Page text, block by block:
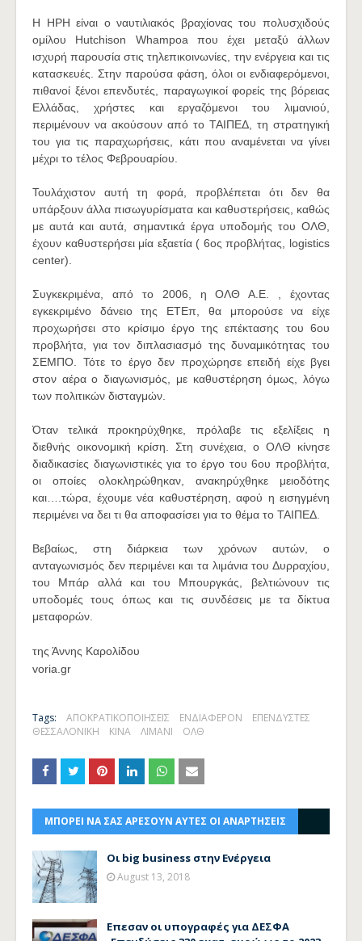
Η HPH είναι ο ναυτιλιακός βραχίονας του πολυσχιδούς
ομίλου Hutchison Whampoa που έχει μεταξύ άλλων
ισχυρή παρουσία στις τηλεπικοινωνίες, την ενέργεια και τις
κατασκευές. Στην παρούσα φάση, όλοι οι ενδιαφερόμενοι,
πιθανοί ξένοι επενδυτές, παραγωγικοί φορείς της βόρειας
Ελλάδας, χρήστες και εργαζόμενοι του λιμανιού,
περιμένουν να ακούσουν από το ΤΑΙΠΕΔ, τη στρατηγική
του για τις παραχωρήσεις, κάτι που αναμένεται να γίνει
μέχρι το τέλος Φεβρουαρίου.
Τουλάχιστον αυτή τη φορά, προβλέπεται ότι δεν θα
υπάρξουν άλλα πισωγυρίσματα και καθυστερήσεις, καθώς
με αυτά και αυτά, σημαντικά έργα υποδομής του ΟΛΘ,
έχουν καθυστερήσει μία εξαετία ( 6ος προβλήτας, logistics
center).
Συγκεκριμένα, από το 2006, η ΟΛΘ Α.Ε. , έχοντας
εγκεκριμένο δάνειο της ΕΤΕπ, θα μπορούσε να είχε
προχωρήσει στο κρίσιμο έργο της επέκτασης του 6ου
προβλήτα, για τον διπλασιασμό της δυναμικότητας του
ΣΕΜΠΟ. Τότε το έργο δεν προχώρησε επειδή είχε βγει
στον αέρα o διαγωνισμός, με καθυστέρηση όμως, λόγω
των πολιτικών δισταγμών.
Όταν τελικά προκηρύχθηκε, πρόλαβε τις εξελίξεις η
διεθνής οικονομική κρίση. Στη συνέχεια, ο ΟΛΘ κίνησε
διαδικασίες διαγωνιστικές για το έργο του 6ου προβλήτα,
οι οποίες ολοκληρώθηκαν, ανακηρύχθηκε μειοδότης
και….τώρα, έχουμε νέα καθυστέρηση, αφού η εισηγμένη
περιμένει να δει τι θα αποφασίσει για το θέμα το ΤΑΙΠΕΔ.
Βεβαίως, στη διάρκεια των χρόνων αυτών, ο
ανταγωνισμός δεν περιμένει και τα λιμάνια του Δυρραχίου,
του Μπάρ αλλά και του Μπουργκάς, βελτιώνουν τις
υποδομές τους όπως και τις συνδέσεις με τα δίκτυα
μεταφορών.
της Άννης Καρολίδου
voria.gr
Tags: ΑΠΟΚΡΑΤΙΚΟΠΟΙΗΣΕΙΣ ΕΝΔΙΑΦΕΡΟΝ
ΕΠΕΝΔΥΣΤΕΣ
ΘΕΣΣΑΛΟΝΙΚΗ
ΚΙΝΑ ΛΙΜΑΝΙ ΟΛΘ
ΜΠΟΡΕΙ ΝΑ ΣΑΣ ΑΡΕΣΟΥΝ ΑΥΤΕΣ ΟΙ ΑΝΑΡΤΗΣΕΙΣ
Οι big business στην Ενέργεια
August 13, 2018
Επεσαν οι υπογραφές για ΔΕΣΦΑ